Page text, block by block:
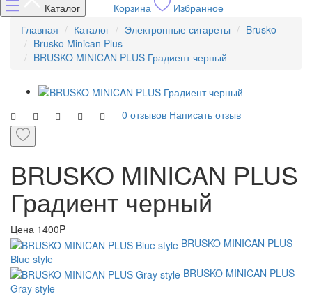
Каталог Корзина
Избранное
Главная
Каталог Электронные сигареты
Brusko
Brusko Minican Plus
BRUSKO MINICAN PLUS Градиент черный
0 отзывов Написать отзыв
BRUSKO MINICAN PLUS
Градиент черный
Цена 1400P
BRUSKO MINICAN PLUS
Blue style
BRUSKO MINICAN PLUS
Gray style